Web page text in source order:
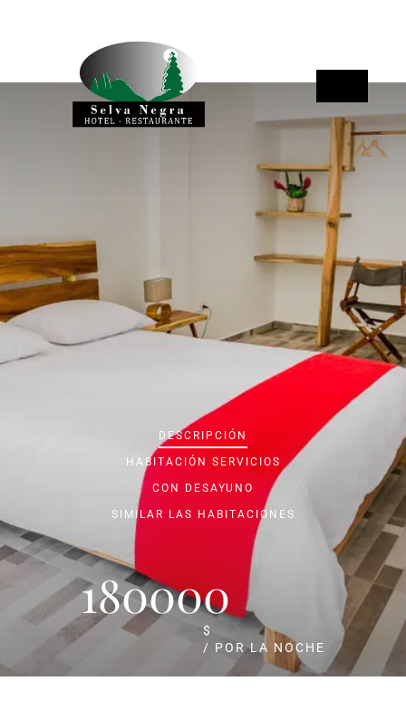
DESCRIPCIÓN
HABITACIÓN SERVICIOS
CON DESAYUNO
SIMILAR LAS HABITACIONES
180000
$
/ POR LA NOCHE